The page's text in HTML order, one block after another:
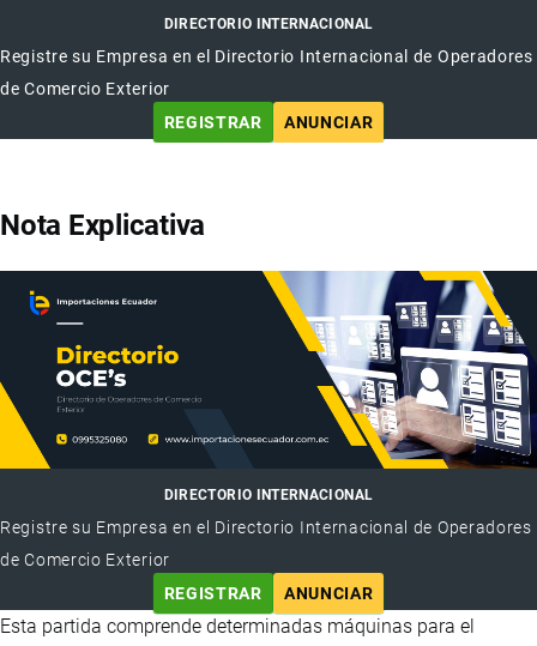
DIRECTORIO INTERNACIONAL
Registre su Empresa en el Directorio Internacional de Operadores
de Comercio Exterior
REGISTRAR
ANUNCIAR
Nota Explicativa
DIRECTORIO INTERNACIONAL
Registre su Empresa en el Directorio Internacional de Operadores
de Comercio Exterior
REGISTRAR
ANUNCIAR
Esta partida comprende determinadas máquinas para el